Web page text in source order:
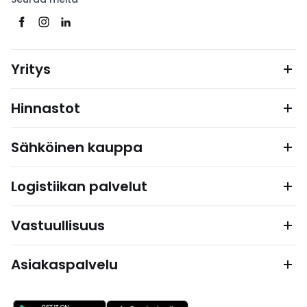
Yritys
Hinnastot
Sähköinen kauppa
Logistiikan palvelut
Vastuullisuus
Asiakaspalvelu